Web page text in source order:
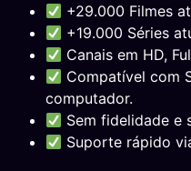
+29.000 Filmes
+19.000 Séries
Canais em HD,
Compatível com
computador.
Sem fidelidade e
Suporte rápido